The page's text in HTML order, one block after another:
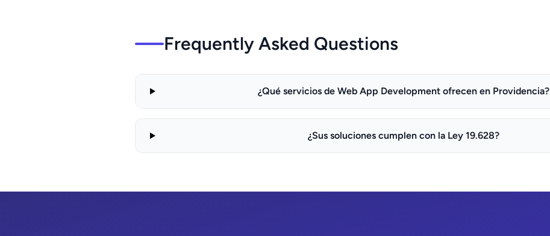
Frequently Asked Questions
¿Qué servicios de Web App Development ofrecen en Providencia?
¿Sus soluciones cumplen con la Ley 19.628?